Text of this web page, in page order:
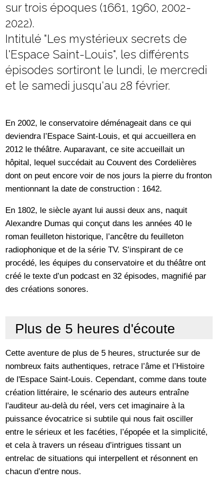
sur trois époques (1661, 1960, 2002-
2022).
Intitulé "Les mystérieux secrets de
l'Espace Saint-Louis", les différents
épisodes sortiront le lundi, le mercredi
et le samedi jusqu'au 28 février.
En 2002, le conservatoire déménageait dans ce qui
deviendra l’Espace Saint-Louis, et qui accueillera en
2012 le théâtre. Auparavant, ce site accueillait un
hôpital, lequel succédait au Couvent des Cordelières
dont on peut encore voir de nos jours la pierre du fronton
mentionnant la date de construction : 1642.
En 1802, le siècle ayant lui aussi deux ans, naquit
Alexandre Dumas qui conçut dans les années 40 le
roman feuilleton historique, l’ancêtre du feuilleton
radiophonique et de la série TV. S’inspirant de ce
procédé, les équipes du conservatoire et du théâtre ont
créé le texte d’un podcast en 32 épisodes, magnifié par
des créations sonores.
Plus de 5 heures d'écoute
Cette aventure de plus de 5 heures, structurée sur de
nombreux faits authentiques, retrace l’âme et l’Histoire
de l'Espace Saint-Louis. Cependant, comme dans toute
création littéraire, le scénario des auteurs entraîne
l'auditeur au-delà du réel, vers cet imaginaire à la
puissance évocatrice si subtile qui nous fait osciller
entre le sérieux et les facéties, l’épopée et la simplicité,
et cela à travers un réseau d’intrigues tissant un
entrelac de situations qui interpellent et résonnent en
chacun d’entre nous.